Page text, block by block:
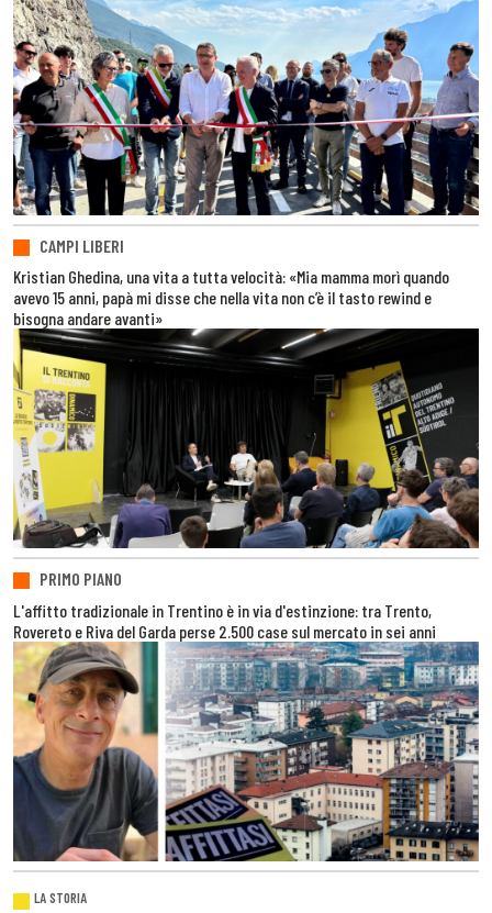
CAMPI LIBERI
Kristian Ghedina, una vita a tutta velocità: «Mia mamma morì quando
avevo 15 anni, papà mi disse che nella vita non c’è il tasto rewind e
bisogna andare avanti»
PRIMO PIANO
L'affitto tradizionale in Trentino è in via d'estinzione: tra Trento,
Rovereto e Riva del Garda perse 2.500 case sul mercato in sei anni
LA STORIA